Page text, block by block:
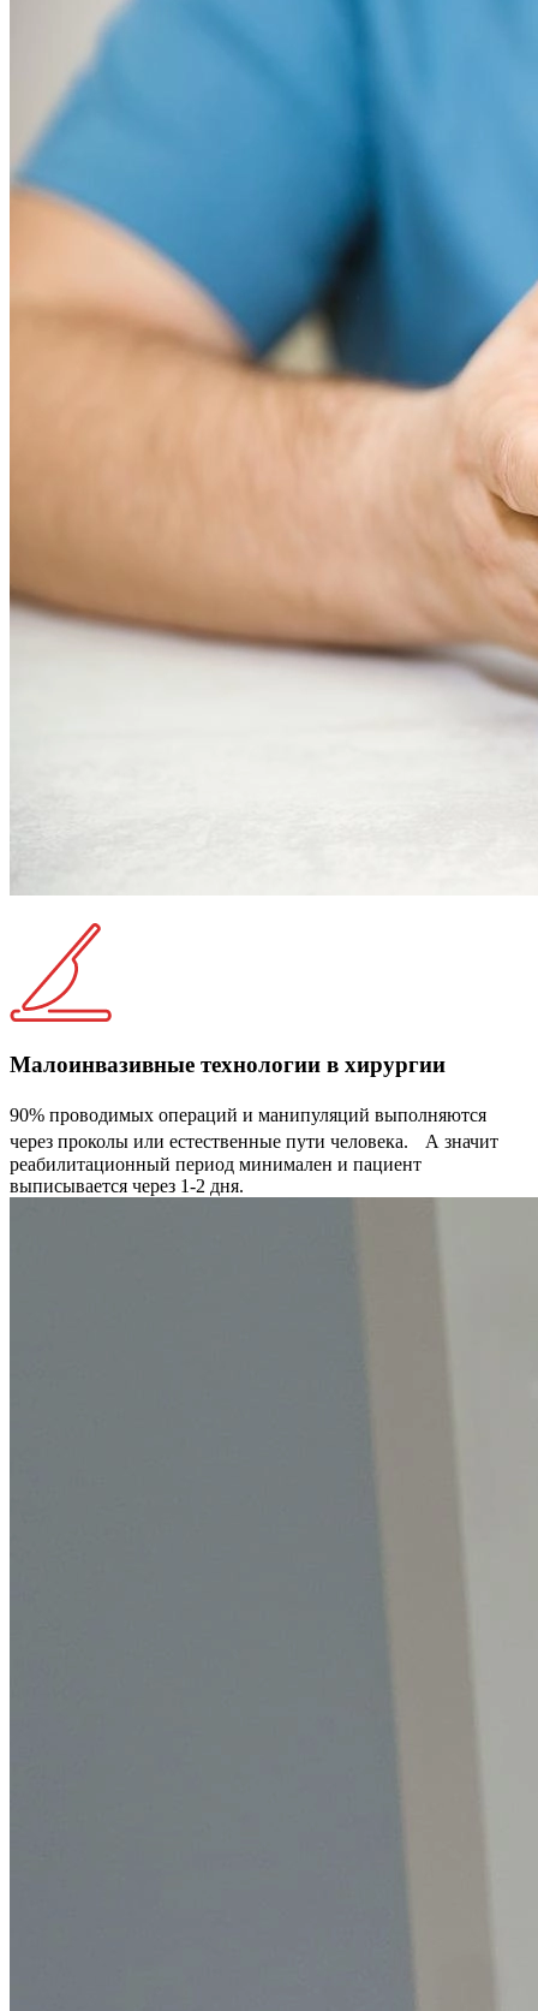
Малоинвазивные технологии в хирургии
90% проводимых операций и манипуляций выполняются
через проколы или естественные пути человека. А значит
реабилитационный период минимален и пациент
выписывается через 1-2 дня.